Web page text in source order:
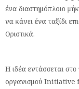
ένα διαστημόπλοιο
να κάνει ένα ταξίδι
Οριστικά.
Η ιδέα εντάσσεται στο
οργανισμού